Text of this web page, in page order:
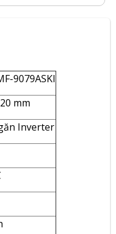
9079ASKI
mm
Inverter